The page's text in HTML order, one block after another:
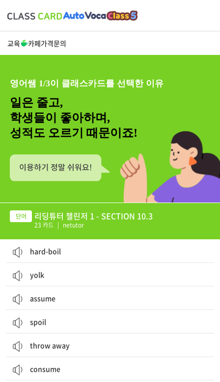
교육 카페가격문의
영어쌤 1/3이 클래스카드를 선택한 이유
일은 줄고,
학생들이 좋아하며,
성적도 오르기 때문이죠!
리딩튜터 챌린저 1 - SECTION 10.3
23 카드 | netutor
hard-boil
yolk
assume
spoil
throw away
consume